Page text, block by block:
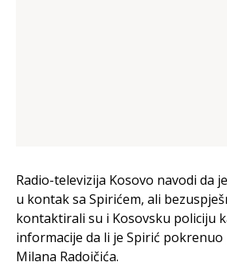
Radio-televizija Kosovo navodi da
u kontak sa Spirićem, ali
kontaktirali su i Kosovsku policiju
informacije da li je Spirić
Milana Radoičića.